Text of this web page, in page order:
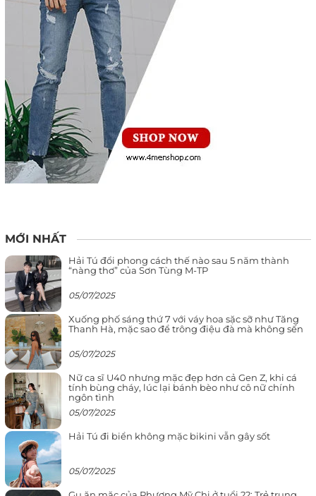
MỚI NHẤT
Hải Tú đổi phong cách thế nào sau 5 năm thành
“nàng thơ” của Sơn Tùng M-TP
05/07/2025
Xuống phố sáng thứ 7 với váy hoa sặc sỡ như Tăng
Thanh Hà, mặc sao để trông điệu đà mà không sến
05/07/2025
Nữ ca sĩ U40 nhưng mặc đẹp hơn cả Gen Z, khi cá
tính bùng cháy, lúc lại bánh bèo như cô nữ chính
ngôn tình
05/07/2025
Hải Tú đi biển không mặc bikini vẫn gây sốt
05/07/2025